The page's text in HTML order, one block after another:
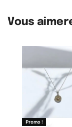
Vous
Promo !